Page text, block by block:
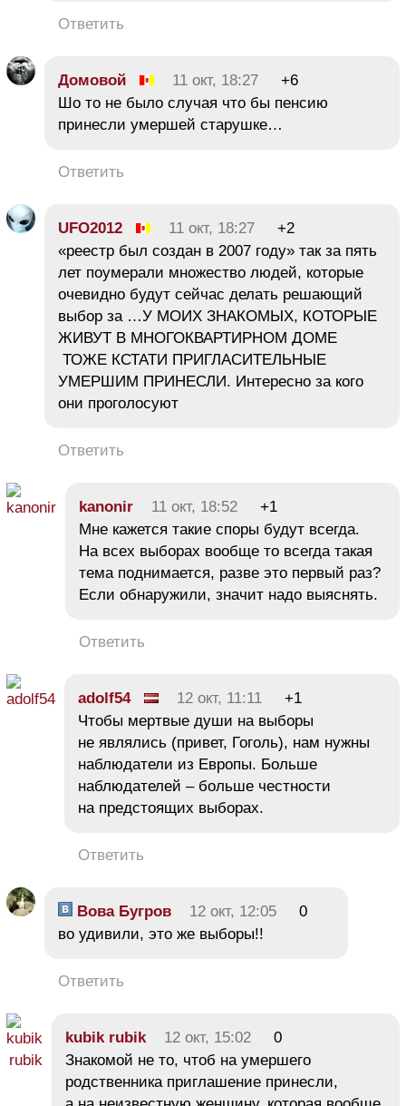
Ответить
Домовой 11 окт, 18:27
+6
Шо то не было случая что бы пенсию
принесли умершей старушке…
Ответить
UFO2012 11 окт, 18:27
+2
«реестр был создан в 2007 году» так за пять
лет поумерали множество людей, которые
очевидно будут сейчас делать решающий
выбор за …У МОИХ ЗНАКОМЫХ, КОТОРЫЕ
ЖИВУТ В МНОГОКВАРТИРНОМ ДОМЕ
ТОЖЕ КСТАТИ ПРИГЛАСИТЕЛЬНЫЕ
УМЕРШИМ ПРИНЕСЛИ. Интересно за кого
они проголосуют
Ответить
kanonir 11 окт, 18:52
+1
Мне кажется такие споры будут всегда.
На всех выборах вообще то всегда такая
тема поднимается, разве это первый раз?
Если обнаружили, значит надо выяснять.
Ответить
adolf54 12 окт, 11:11
+1
Чтобы мертвые души на выборы
не являлись (привет, Гоголь), нам нужны
наблюдатели из Европы. Больше
наблюдателей – больше честности
на предстоящих выборах.
Ответить
Вова Бугров 12 окт, 12:05
0
во удивили, это же выборы!!
Ответить
kubik rubik 12 окт, 15:02
0
Знакомой не то, чтоб на умершего
родственника приглашение принесли,